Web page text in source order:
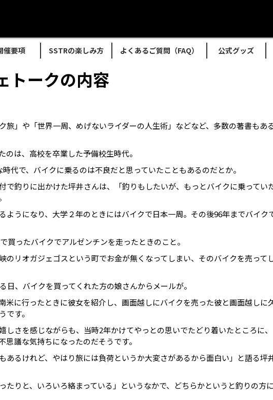
催要項 SSTRの楽しみ方 よくあるご質問（FAQ） 公式グッズ
トークの内容
旅」や「世界一周、めげないライダーの人生術」などなど、多数の著書もあ
は、高校を卒業した予備校生時代。
代で、バイクに乗るのは不良だと思っていたこともあるのだとか。
で釣りに出かけた坪井さんは、「釣りもしたいが、もっとバイクに乗ってい
ようになり、大学２年のときにはバイクで日本一周。その後96年までバイク
買ったバイクでアルゼンチンを走ったときのこと。
のリオガジェゴスという町でお金が無くなってしまい、そのバイクを売って
日、バイクを買ってくれた方の娘さんからメールが。
米に行ったときに彼女を紹介し、画面越しにバイクを売った彼と画面越しに
です。
しさを感じながらも、当時2年かけてやっとの思いでたどり着いたところに
議な気持ちになったのだそうです。
あるけれど、やはり旅には負荷というか大変さがあるから面白い」と語る坪
たりと、いろいろ絡まっている」というなかで、どちらかというと釣りの方